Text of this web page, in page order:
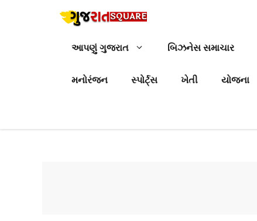
આપણું ગુજરાત બિઝનેસ સમાચાર
મનોરંજન સ્પોર્ટ્સ ખેતી યોજના